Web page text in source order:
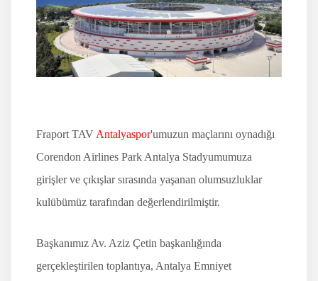
İLETİŞİM
Fraport TAV Antalyaspor'umuzun maçlarını oynadığı
Corendon Airlines Park Antalya Stadyumumuza
girişler ve çıkışlar sırasında yaşanan olumsuzluklar
kulübümüz tarafından değerlendirilmiştir.
Başkanımız Av. Aziz Çetin başkanlığında
gerçekleştirilen toplantıya, Antalya Emniyet